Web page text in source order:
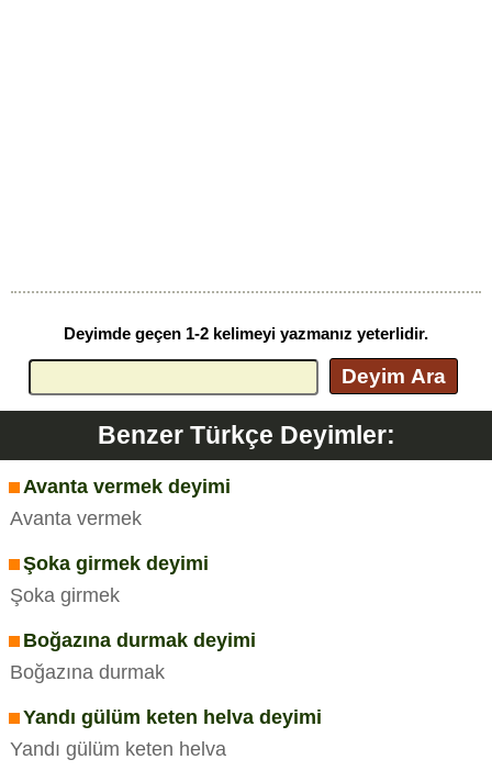
Deyimde geçen 1-2 kelimeyi yazmanız yeterlidir.
Deyim Ara
Benzer Türkçe Deyimler:
Avanta vermek deyimi
Avanta vermek
Şoka girmek deyimi
Şoka girmek
Boğazına durmak deyimi
Boğazına durmak
Yandı gülüm keten helva deyimi
Yandı gülüm keten helva